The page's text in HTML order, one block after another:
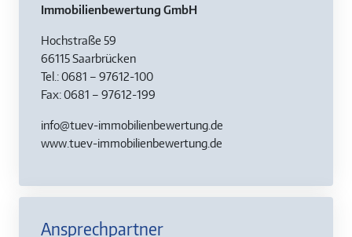
Immobilienbewertung GmbH
Hochstraße 59
66115 Saarbrücken
Tel.: 0681 – 97612-100
Fax: 0681 – 97612-199
info@tuev-immobilienbewertung.de
www.tuev-immobilienbewertung.de
Ansprechpartner